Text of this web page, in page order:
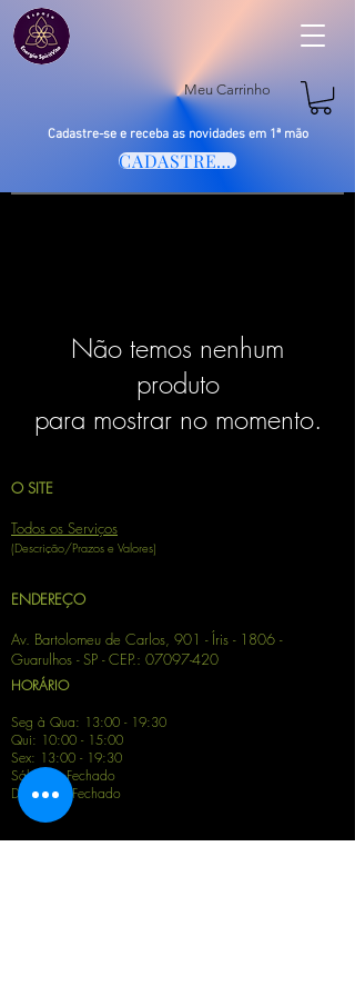
Meu Carrinho
Cadastre-se e receba as novidades em 1ª mão
CADASTRE-SE
Não temos nenhum
produto
para mostrar no momento.
O SITE
Todos os Serviços
(Descrição/Prazos e Valores)
ENDEREÇO
Av. Bartolomeu de Carlos, 901 - Íris - 1806 -
Guarulhos - SP - CEP.: 07097-420
HORÁRIO
Seg à Qua: 13:00 - 19:30
Qui: 10:00 - 15:00
Sex: 13:00 - 19:30
Sábado: Fechado
Domingo: Fechado
Siga-nos nas redes sociais